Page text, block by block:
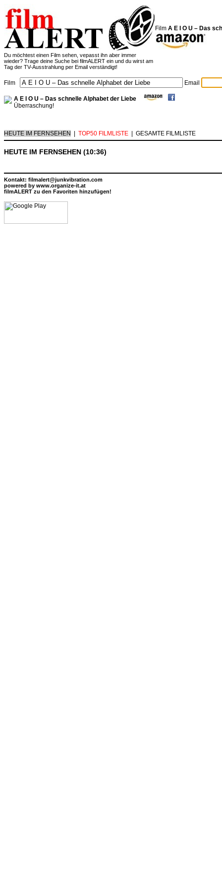
Du möchtest einen Film sehen, vepasst ihn aber immer
wieder? Trage deine Suche bei filmALERT ein und du wirst am
Tag der TV-Ausstrahlung per Email verständigt!
Film A E I O U – Das
Film Email
A E I O U – Das schnelle Alphabet der Liebe
Überraschung!
HEUTE IM FERNSEHEN TOP50 FILMLISTE GESAMTE FILMLISTE
HEUTE IM FERNSEHEN (10:36)
Kontakt: filmalert@junkvibration.com
powered by www.organize-it.at
filmALERT zu den Favoriten hinzufügen!